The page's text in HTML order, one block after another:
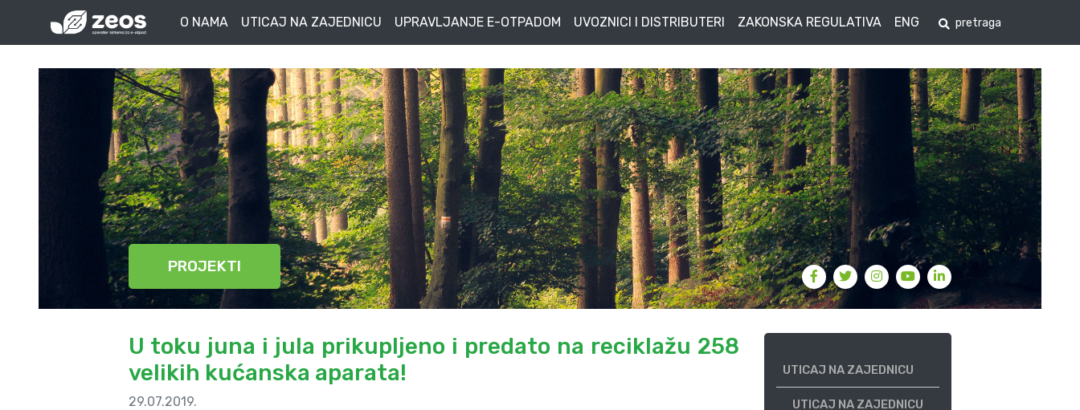
O NAMA UTICAJ NA ZAJEDNICU UPRAVLJANJE E-OTPADOM UVOZNICI I DISTRIBUTERI ZAKONSKA REGULATIVA ENG
PROJEKTI
U toku juna i jula prikupljeno i predato na reciklažu 258
velikih kućanska aparata!
29.07.2019.
UTICAJ NA ZAJEDNICU
UTICAJ NA ZAJEDNICU